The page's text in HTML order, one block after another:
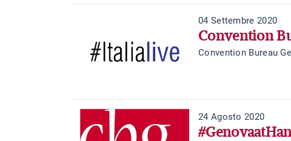
04 Settembre 2020
Convention
Convention Bureau
24 Agosto 2020